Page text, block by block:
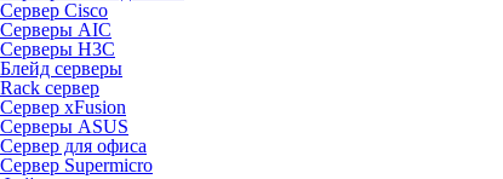
Сервер Cisco
Серверы AIC
Серверы H3C
Блейд серверы
Rack сервер
Сервер xFusion
Серверы ASUS
Сервер для офиса
Сервер Supermicro